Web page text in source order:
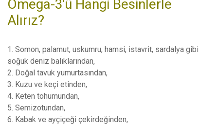
Omega-3'ü Hangi Besinlerle
Alırız?
1. Somon, palamut, uskumru, hamsi, istavrit, sardalya gibi
soğuk deniz balıklarından,
2. Doğal tavuk yumurtasından,
3. Kuzu ve keçi etinden,
4. Keten tohumundan,
5. Semizotundan,
6. Kabak ve ayçiçeği çekirdeğinden,